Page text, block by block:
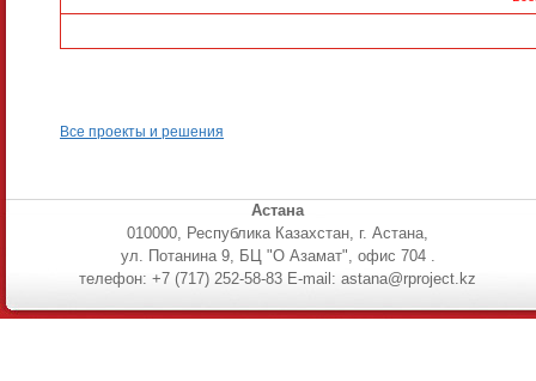
Все проекты и решения
Астана
010000, Республика Казахстан, г. Астана,
ул. Потанина 9, БЦ "О Азамат", офис 704 .
телефон: +7 (717) 252-58-83 E-mail: astana@rproject.kz